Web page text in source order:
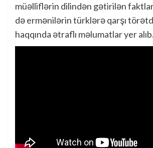
müəlliflərin dilindən gətirilən
də ermənilərin türklərə qarşı
haqqında ətraflı məlumatlar yer alıb.